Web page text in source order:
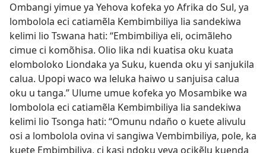
Ombangi yimue ya Yehova kofeka yo Afrika do Sul, ya
lombolola eci catiamẽla Kembimbiliya lia sandekiwa
kelimi lio Tswana hati: “Embimbiliya eli, ocimãleho
cimue ci komõhisa. Olio lika ndi kuatisa oku kuata
elomboloko Liondaka ya Suku, kuenda oku yi sanjukila
calua. Upopi waco wa leluka haiwo u sanjuisa calua
oku u tanga.” Ulume umue kofeka yo Mosambike wa
lombolola eci catiamẽla Kembimbiliya lia sandekiwa
kelimi lio Tsonga hati: “Omunu ndaño o kuete alivulu
osi a lombolola ovina vi sangiwa Vembimbiliya, pole, ka
kuete Embimbiliya, ci kasi ndoku yeva ocikẽlu kuenda